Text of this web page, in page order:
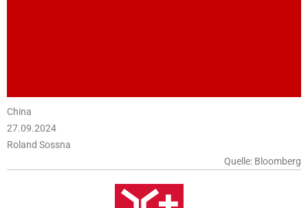
China
27.09.2024
Roland Sossna
Quelle: Bloomberg